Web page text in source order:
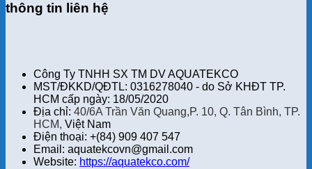
thông tin liên hệ
Công Ty TNHH SX TM DV AQUATEKCO
MST/ĐKKD/QĐTL: 0316278040 - do Sở KHĐT TP.
HCM cấp ngày: 18/05/2020
Địa chỉ: 40/6A Trần Văn Quang,P. 10, Q. Tân Bình, TP.
HCM, Việt Nam
Điện thoại: +(84) 909 407 547
Email: aquatekcovn@gmail.com
Website: https://aquatekco.com/